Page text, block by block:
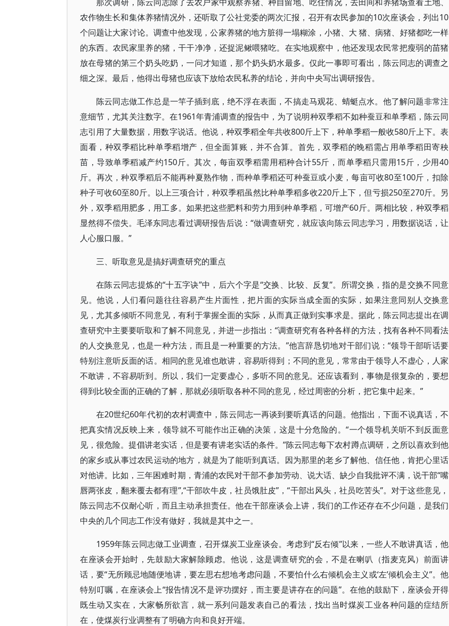
农作物生长和集体养猪情况外，还听取了公社党委的两次汇报，召开有农民参加的10次座谈会，列出10
个问题让大家讨论。调查中他发现，公家养猪的地方脏得一塌糊涂，小猪、大 猪、病猪、好猪都吃一样
的东西。农民家里养的猪，干干净净，还捉泥鳅喂猪吃。在实地观察中，他还发现农民常把瘦弱的苗猪
放在母猪的第三个奶头吃奶，一问才知道，那个奶头奶水最多。仅此一事即可看出，陈云同志的调查之
细之深。最后，他得出母猪也应该下放给农民私养的结论，并向中央写出调研报告。
陈云同志做工作总是一竿子插到底，绝不浮在表面，不搞走马观花、蜻蜓点水。他了解问题非常注
意细节，尤其关注数字。在1961年青浦调查的报告中，为了说明种双季稻不如种蚕豆和单季稻，陈云同
志引用了大量数据，用数字说话。他说，种双季稻全年共收800斤上下，种单季稻一般收580斤上下。表
面看，种双季稻比种单季稻增产，但全面算账，并不合算。首先，双季稻的晚稻需占用单季稻田寄秧
苗，导致单季稻减产约150斤。其次，每亩双季稻需用稻种合计55斤，而单季稻只需用15斤，少用40
斤。再次，种双季稻后不能再种夏熟作物，而种单季稻还可种蚕豆或小麦，每亩可收80至100斤，扣除
种子可收60至80斤。以上三项合计，种双季稻虽然比种单季稻多收220斤上下，但亏损250至270斤。另
外，双季稻用肥多，用工多。如果把这些肥料和劳力用到种单季稻，可增产60斤。两相比较，种双季稻
显然得不偿失。毛泽东同志看过调研报告后说：“做调查研究，就应该向陈云同志学习，用数据说话，让
人心服口服。”
三、听取意见是搞好调查研究的重点
在陈云同志提炼的“十五字诀”中，后六个字是“交换、比较、反复”。所谓交换，指的是交换不同意
见。他说，人们看问题往往容易产生片面性，把片面的实际当成全面的实际，如果注意同别人交换意
见，尤其多倾听不同意见，有利于掌握全面的实际，从而真正做到实事求是。据此，陈云同志提出在调
查研究中主要要听取和了解不同意见，并进一步指出：“调查研究有各种各样的方法，找有各种不同看法
的人交换意见，也是一种方法，而且是一种重要的方法。”他言辞恳切地对干部们说：“领导干部听话要
特别注意听反面的话。相同的意见谁也敢讲，容易听得到；不同的意见，常常由于领导人不虚心，人家
不敢讲，不容易听到。所以，我们一定要虚心，多听不同的意见。还应该看到，事物是很复杂的，要想
得到比较全面的正确的了解，那就必须听取各种不同的意见，经过周密的分析，把它集中起来。”
在20世纪60年代初的农村调查中，陈云同志一再谈到要听真话的问题。他指出，下面不说真话，不
把真实情况反映上来，领导就不可能作出正确的决策，这是十分危险的。“一个领导机关听不到反面意
见，很危险。提倡讲老实话，但是要有讲老实话的条件。”陈云同志每下农村蹲点调研，之所以喜欢到他
的家乡或从事过农民运动的地方，就是为了能听到真话。因为那里的老乡了解他、信任他，肯把心里话
对他讲。比如，三年困难时期，青浦的农民对干部不参加劳动、说大话、缺少自我批评不满，说干部“嘴
唇两张皮，翻来覆去都有理”,“干部吹牛皮，社员饿肚皮”，“干部出风头，社员吃苦头”。对于这些意见，
陈云同志不仅耐心听，而且主动承担责任。他在干部座谈会上讲，我们的工作还存在不少问题，是我们
中央的几个同志工作没有做好，我就是其中之一。
1959年陈云同志做工业调查，召开煤炭工业座谈会。考虑到“反右倾”以来，一些人不敢讲真话，他
在座谈会开始时，先鼓励大家解除顾虑。他说，这是调查研究的会，不是在喇叭（指麦克风）前面讲
话，要“无所顾忌地随便地讲，要左思右想地考虑问题，不要怕什么右倾机会主义或‘左’倾机会主义”。他
特别叮嘱，在座谈会上“报告情况不是评功摆好，而主要是讲存在的问题”。在他的鼓励下，座谈会开得
既生动又实在，大家畅所欲言，就一系列问题发表自己的看法，找出当时煤炭工业各种问题的症结所
在，使煤炭行业调整有了明确方向和良好开端。